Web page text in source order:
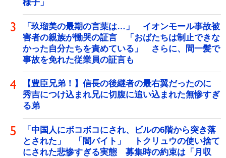
様子」
「玖瑠美の最期の言葉は…」 イオンモール事故被
害者の親族が慟哭の証言 「おばたちは制止できな
かった自分たちを責めている」 さらに、間一髪で
事故を免れた従業員の証言も
【豊臣兄弟！】信長の後継者の最右翼だったのに
秀吉につけ込まれ兄に切腹に追い込まれた無惨すぎ
る弟
「中国人にボコボコにされ、ビルの6階から突き落
とされた」 「闇バイト」 トクリュウの使い捨て
にされた悲惨すぎる実態 募集時の約束は「月収